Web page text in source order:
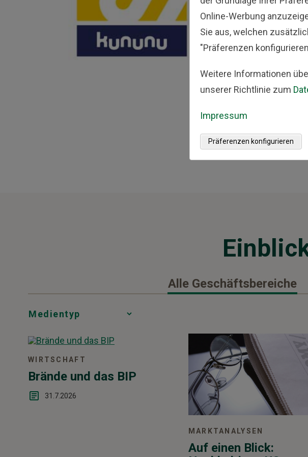
qualifizieren sich
Disclaimer:
Um
Bewertungen
muss es in den
Bewertungen
für die Werbe-
https://
Alle Geschäftsbereiche
Media
Choice
WIRTSCHAFT
Brände und das BIP
31.7.2026
MARKTANALYSEN
Auf einen Blick:
Online-Werbung
Sie aus, welchen
"Präferenzen
Weitere Informationen
unserer Richtlinie zum
Impressum
Präferenzen konfigurieren